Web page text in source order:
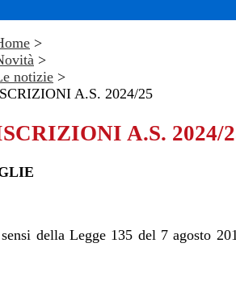
>
>
notizie >
A.S. 2024/25
A.S. 2024/
della Legge 135 del 7 agosto